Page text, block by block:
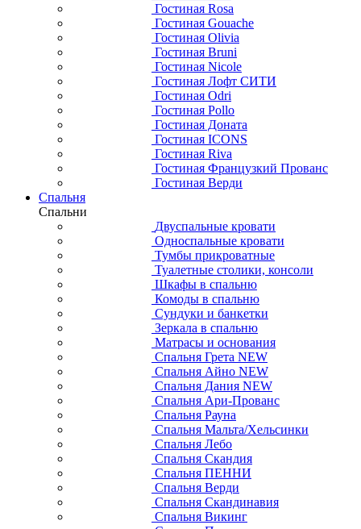
Гостиная Rosa
Гостиная Gouache
Гостиная Olivia
Гостиная Bruni
Гостиная Nicole
Гостиная Лофт СИТИ
Гостиная Odri
Гостиная Pollo
Гостиная Доната
Гостиная ICONS
Гостиная Riva
Гостиная Французкий Прованс
Гостиная Верди
Спальня
Спальни
Двуспальные кровати
Односпальные кровати
Тумбы прикроватные
Туалетные столики, консоли
Шкафы в спальню
Комоды в спальню
Сундуки и банкетки
Зеркала в спальню
Матрасы и основания
Спальня Грета NEW
Спальня Айно NEW
Спальня Дания NEW
Спальня Ари-Прованс
Спальня Рауна
Спальня Мальта/Хельсинки
Спальня Лебо
Спальня Скандия
Спальня ПЕННИ
Спальня Верди
Спальня Скандинавия
Спальня Викинг